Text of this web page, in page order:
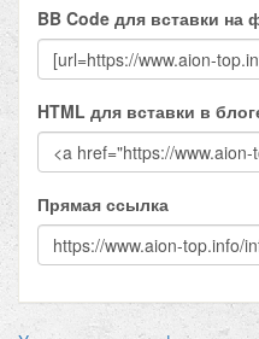
BB Code для вставки на
HTML для вставки в
Прямая ссылка